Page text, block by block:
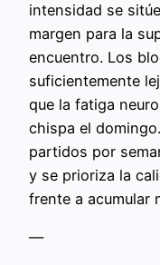
intensidad se
margen para la
encuentro. Los
suficientemente
que la fatiga
chispa el
partidos por
y se prioriza la
frente a acumular
—